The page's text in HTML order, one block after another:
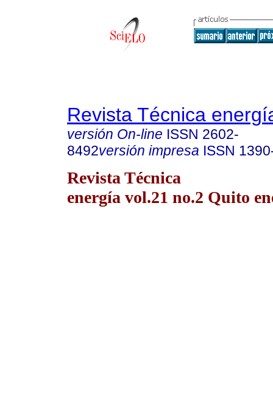
Revista Técnica
versión On-line ISSN 2602-
8492versión impresa ISSN
Revista Técnica
energía vol.21 no.2 Quito